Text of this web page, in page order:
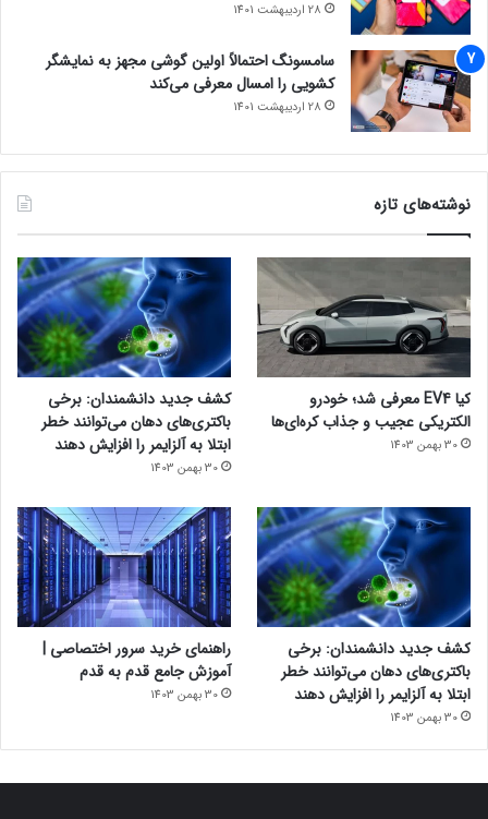
28 اردیبهشت 1401
سامسونگ احتمالاً اولین گوشی مجهز به نمایشگر
کشویی را امسال معرفی می‌کند
28 اردیبهشت 1401
نوشته‌های تازه
کیا EV4 معرفی شد؛ خودرو
الکتریکی عجیب و جذاب کره‌ای‌ها
30 بهمن 1403
کشف جدید دانشمندان: برخی
باکتری‌های دهان می‌توانند خطر
ابتلا به آلزایمر را افزایش دهند
30 بهمن 1403
کشف جدید دانشمندان: برخی
باکتری‌های دهان می‌توانند خطر
ابتلا به آلزایمر را افزایش دهند
30 بهمن 1403
راهنمای خرید سرور اختصاصی |
آموزش جامع قدم به قدم
30 بهمن 1403